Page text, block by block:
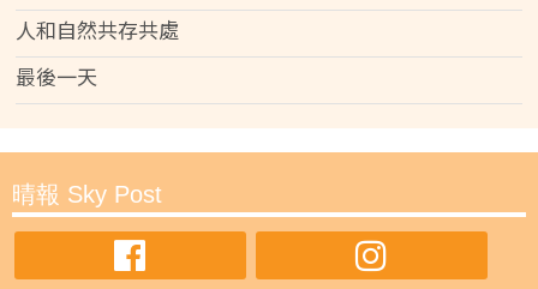
人和自然共存共處
最後一天
晴報 Sky Post